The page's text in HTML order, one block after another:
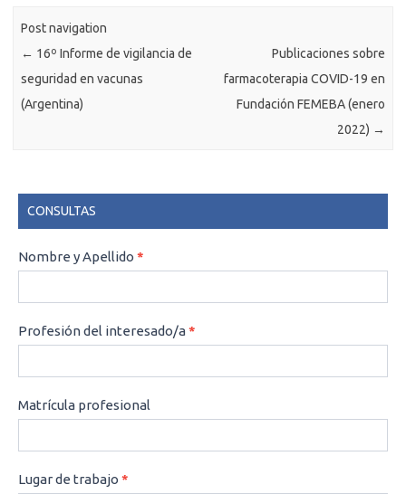
Post navigation
← 16º Informe de vigilancia de
seguridad en vacunas
(Argentina)
Publicaciones sobre
farmacoterapia COVID-19 en
Fundación FEMEBA (enero
2022) →
CONSULTAS
CONSULTAS
Nombre y Apellido *
Profesión del interesado/a*
Matrícula profesional
Lugar de trabajo *